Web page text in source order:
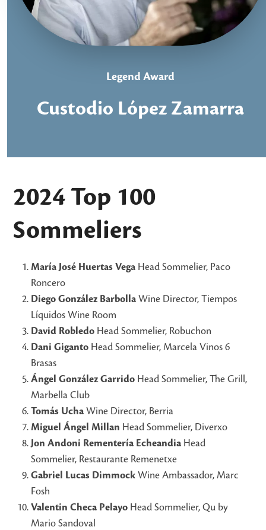
Legend Award
Custodio López Zamarra
2024 Top 100
Sommeliers
María José Huertas Vega Head Sommelier, Paco
Roncero
Diego González Barbolla Wine Director, Tiempos
Líquidos Wine Room
David Robledo Head Sommelier, Robuchon
Dani Giganto Head Sommelier, Marcela Vinos 6
Brasas
Ángel González Garrido Head Sommelier, The Grill,
Marbella Club
Tomás Ucha Wine Director, Berria
Miguel Ángel Millan Head Sommelier, Diverxo
Jon Andoni Rementería Echeandia Head
Sommelier, Restaurante Remenetxe
Gabriel Lucas Dimmock Wine Ambassador, Marc
Fosh
Valentin Checa Pelayo Head Sommelier, Qu by
Mario Sandoval